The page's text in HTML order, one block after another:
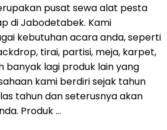
pusat sewa alat pesta
di Jabodetabek. Kami
kebutuhan acara anda, seperti
tirai, partisi, meja, karpet,
banyak lagi produk lain yang
kami berdiri sejak tahun
tahun dan seterusnya akan
Produk …